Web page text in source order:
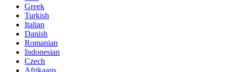
Greek
Turkish
Italian
Danish
Romanian
Indonesian
Czech
Afrikaans